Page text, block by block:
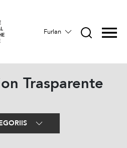
Furlan
Trasparente